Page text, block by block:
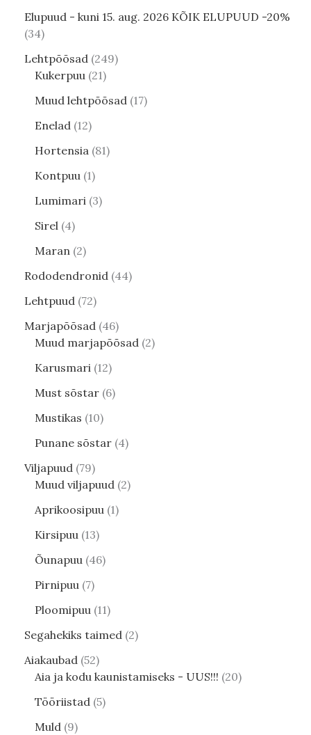
Elupuud - kuni 15. aug. 2026 KÕIK ELUPUUD -20%
34
Lehtpõõsad 249
Kukerpuu 21
Muud lehtpõõsad 17
Enelad 12
Hortensia 81
Kontpuu 1
Lumimari 3
Sirel 4
Maran 2
Rododendronid 44
Lehtpuud 72
Marjapõõsad 46
Muud marjapõõsad 2
Karusmari 12
Must sõstar 6
Mustikas 10
Punane sõstar 4
Viljapuud 79
Muud viljapuud 2
Aprikoosipuu 1
Kirsipuu 13
Õunapuu 46
Pirnipuu 7
Ploomipuu 11
Segahekiks taimed 2
Aiakaubad 52
Aia ja kodu kaunistamiseks - UUS!!! 20
Tööriistad 5
Muld 9